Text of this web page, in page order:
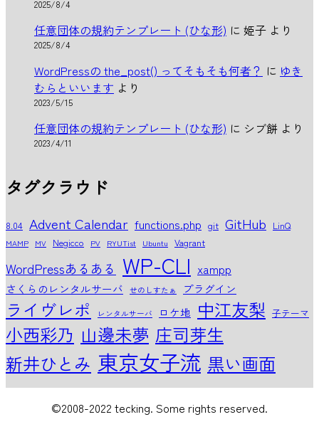
2025/8/4
任意団体の規約テンプレート (ひな形) に 姫子 より
2025/8/4
WordPressの the_post() ってそもそも何者？ に ゆき
むらといいます より
2023/5/15
任意団体の規約テンプレート (ひな形) に シブ餅 より
2023/4/11
タグクラウド
8.04 Advent Calendar functions.php git GitHub LinQ
MAMP MV Negicco PV RYUTist Ubuntu Vagrant
WordPressあるある WP-CLI xampp
さくらのレンタルサーバ せのしすたぁ プラグイン
ライヴレポ レンタルサーバ ロケ地 中江友梨 子テーマ
小西彩乃 山邊未夢 庄司芽生
新井ひとみ 東京女子流 黒い画面
©2008-2022 tecking. Some rights reserved.